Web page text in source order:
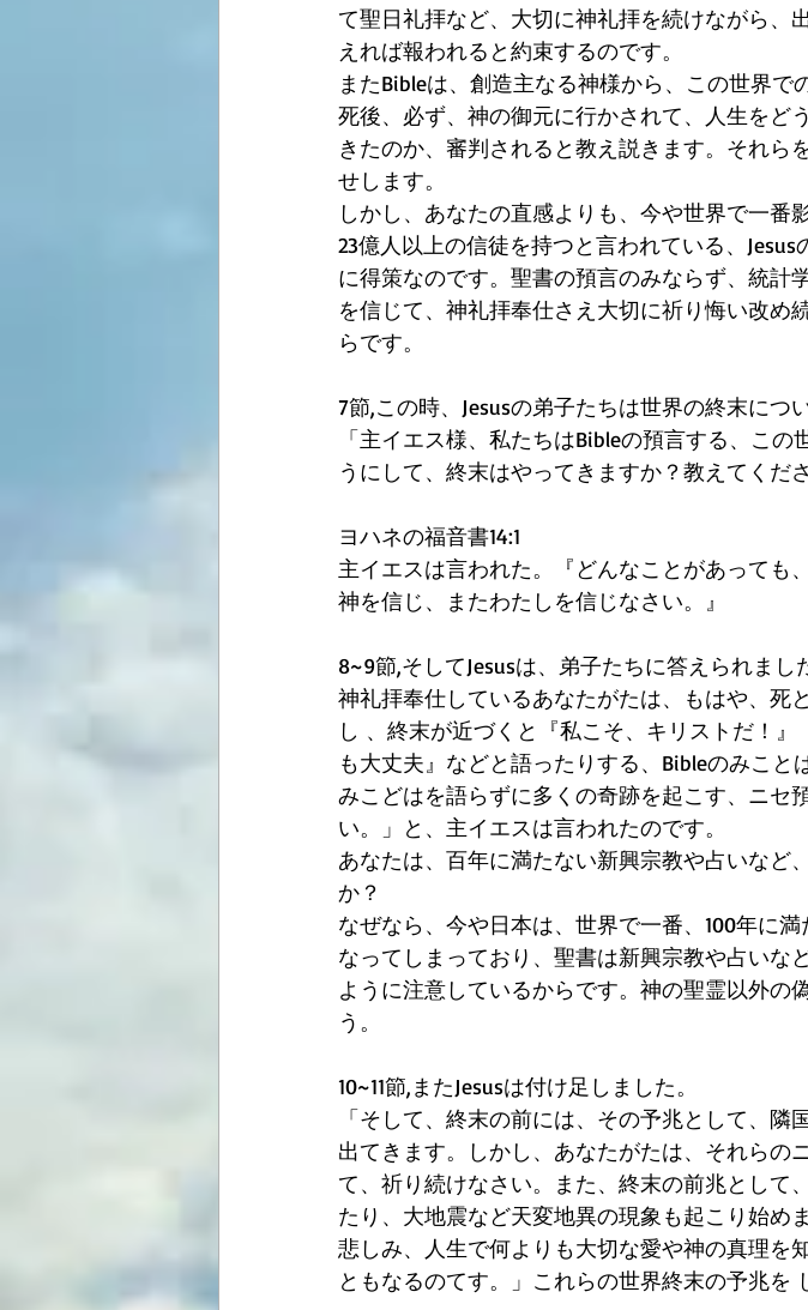
て聖日礼拝など、大切に神礼拝を続けながら、
えれば報われると約束するのです。
またBibleは、創造主なる神様から、この世界
死後、必ず、神の御元に行かされて、人生をど
きたのか、審判されると教え説きます。それら
せします。
しかし、あなたの直感よりも、今や世界で一番
23億人以上の信徒を持つと言われている、
に得策なのです。聖書の預言のみならず、統計
を信じて、神礼拝奉仕さえ大切に祈り悔い改め
らです。
7節,この時、Jesusの弟子たちは世界の終末につ
「主イエス様、私たちはBibleの預言する、こ
うにして、終末はやってきますか？教えてくだ
ヨハネの福音書14:1
主イエスは言われた。『どんなことがあっても
神を信じ、またわたしを信じなさい。』
8~9節,そしてJesusは、弟子たちに答えられまし
神礼拝奉仕しているあなたがたは、もはや、死
し 、終末が近づくと『私こそ、キリストだ！
も大丈夫』などと語ったりする、Bibleのみこ
みこどはを語らずに多くの奇跡を起こす、ニセ
い。」と、主イエスは言われたのです。
あなたは、百年に満たない新興宗教や占いなど
か？
なぜなら、今や日本は、世界で一番、100年に
なってしまっており、聖書は新興宗教や占いな
ように注意しているからです。神の聖霊以外の
う。
10~11節,またJesusは付け足しました。
「そして、終末の前には、その予兆として、
出てきます。しかし、あなたがたは、それらの
て、祈り続けなさい。また、終末の前兆として
たり、大地震など天変地異の現象も起こり始め
悲しみ、人生で何よりも大切な愛や神の真理を
ともなるのてす。」これらの世界終末の予兆を